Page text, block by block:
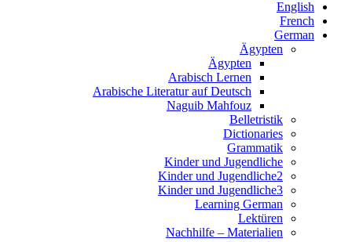
English
French
German
Ägypten
Ägypten
Arabisch Lernen
Arabische Literatur auf Deutsch
Naguib Mahfouz
Belletristik
Dictionaries
Grammatik
Kinder und Jugendliche
Kinder und Jugendliche2
Kinder und Jugendliche3
Learning German
Lektüren
Nachhilfe – Materialien